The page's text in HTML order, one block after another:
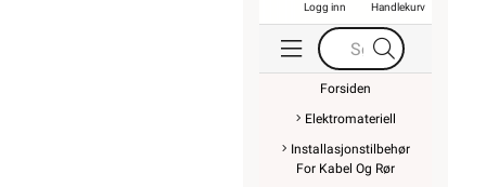
Logg inn Handlekurv
Forsiden
Elektromateriell
Installasjonstilbehør
For Kabel Og Rør